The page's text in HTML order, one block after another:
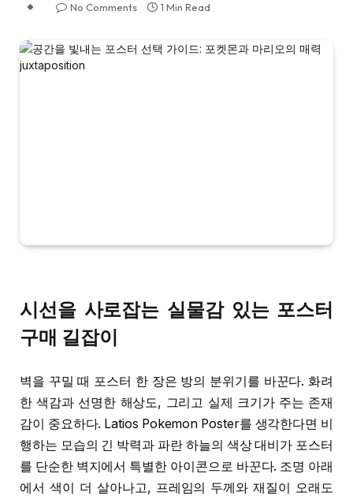
No Comments 1 Min Read
시선을 사로잡는 실물감 있는 포스터
구매 길잡이
벽을 꾸밀 때 포스터 한 장은 방의 분위기를 바꾼다. 화려
한 색감과 선명한 해상도, 그리고 실제 크기가 주는 존재
감이 중요하다. Latios Pokemon Poster를 생각한다면 비
행하는 모습의 긴 박력과 파란 하늘의 색상 대비가 포스터
를 단순한 벽지에서 특별한 아이콘으로 바꾼다. 조명 아래
에서 색이 더 살아나고, 프레임의 두께와 재질이 오래도